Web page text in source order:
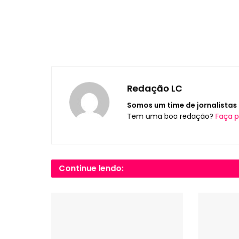
Redação LC
Somos um time de
Tem uma boa redação? Faça
Continue lendo: